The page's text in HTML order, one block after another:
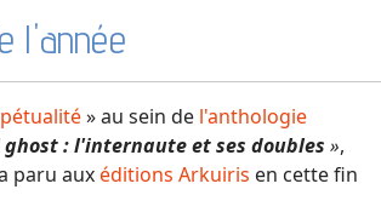
l'année
» au sein de l'anthologie
: l'internaute et ses doubles »,
paru auxéditions Arkuiris en cette fin